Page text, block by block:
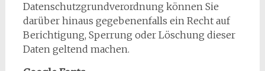
Datenschutzgrundverordnung können Sie
darüber hinaus gegebenenfalls ein Recht auf
Berichtigung, Sperrung oder Löschung dieser
Daten geltend machen.